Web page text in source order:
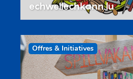
echwellechkann.lu
Offres & Initiatives